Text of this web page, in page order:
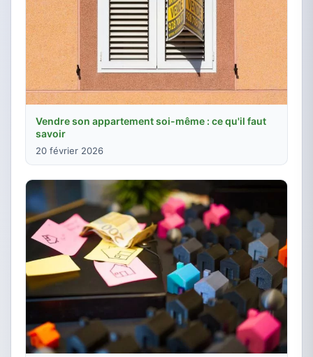
Vendre son appartement soi-même : ce qu'il faut
savoir
20 février 2026